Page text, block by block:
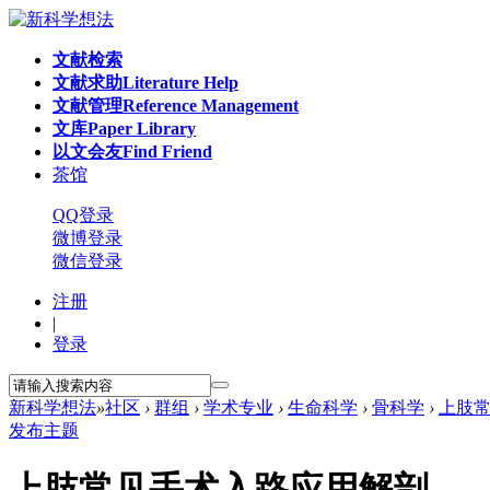
文献检索
文献求助Literature Help
文献管理Reference Management
文库Paper Library
以文会友Find Friend
茶馆
QQ登录
微博登录
微信登录
注册
|
登录
新科学想法»社区 › 群组 › 学术专业 › 生命科学 › 骨科学 ›
上肢
发布主题